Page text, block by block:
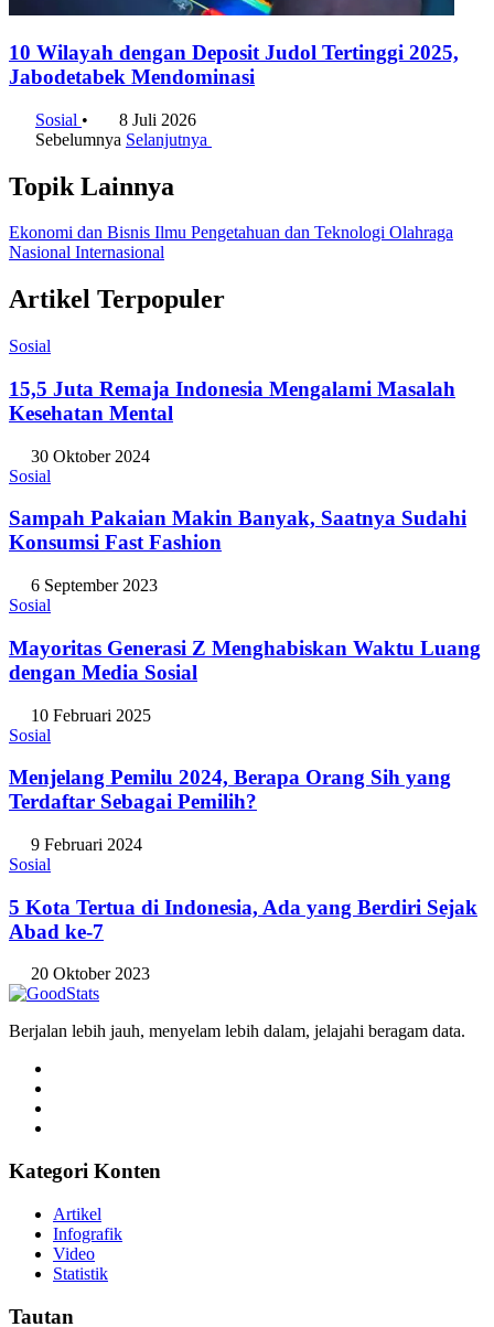
10 Wilayah dengan Deposit Judol Tertinggi 2025,
Jabodetabek Mendominasi
Sosial •
8 Juli 2026
Sebelumnya Selanjutnya
Topik Lainnya
Ekonomi dan Bisnis Ilmu Pengetahuan dan Teknologi Olahraga
Nasional Internasional
Artikel Terpopuler
Sosial
15,5 Juta Remaja Indonesia Mengalami Masalah
Kesehatan Mental
30 Oktober 2024
Sosial
Sampah Pakaian Makin Banyak, Saatnya Sudahi
Konsumsi Fast Fashion
6 September 2023
Sosial
Mayoritas Generasi Z Menghabiskan Waktu Luang
dengan Media Sosial
10 Februari 2025
Sosial
Menjelang Pemilu 2024, Berapa Orang Sih yang
Terdaftar Sebagai Pemilih?
9 Februari 2024
Sosial
5 Kota Tertua di Indonesia, Ada yang Berdiri Sejak
Abad ke-7
20 Oktober 2023
Berjalan lebih jauh, menyelam lebih dalam, jelajahi beragam data.
Kategori Konten
Artikel
Infografik
Video
Statistik
Tautan